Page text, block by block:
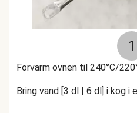
1
Forvarm ovnen til 240°C/
Bring vand [3 dl | 6 dl] i kog i